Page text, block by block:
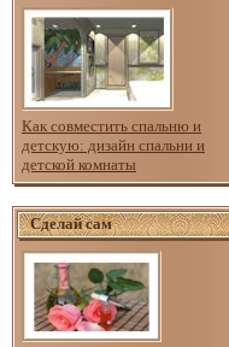
Как совместить спальню и
детскую: дизайн спальни и
детской комнаты
Сделай сам